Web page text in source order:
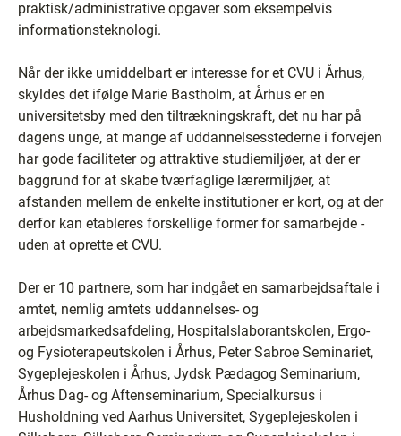
praktisk/administrative opgaver som eksempelvis
informationsteknologi.
Når der ikke umiddelbart er interesse for et CVU i Århus,
skyldes det ifølge Marie Bastholm, at Århus er en
universitetsby med den tiltrækningskraft, det nu har på
dagens unge, at mange af uddannelsesstederne i forvejen
har gode faciliteter og attraktive studiemiljøer, at der er
baggrund for at skabe tværfaglige lærermiljøer, at
afstanden mellem de enkelte institutioner er kort, og at der
derfor kan etableres forskellige former for samarbejde ­
uden at oprette et CVU.
Der er 10 partnere, som har indgået en samarbejdsaftale i
amtet, nemlig amtets uddannelses- og
arbejdsmarkedsafdeling, Hospitalslaborantskolen, Ergo-
og Fysioterapeutskolen i Århus, Peter Sabroe Seminariet,
Sygeplejeskolen i Århus, Jydsk Pædagog Seminarium,
Århus Dag- og Aftenseminarium, Specialkursus i
Husholdning ved Aarhus Universitet, Sygeplejeskolen i